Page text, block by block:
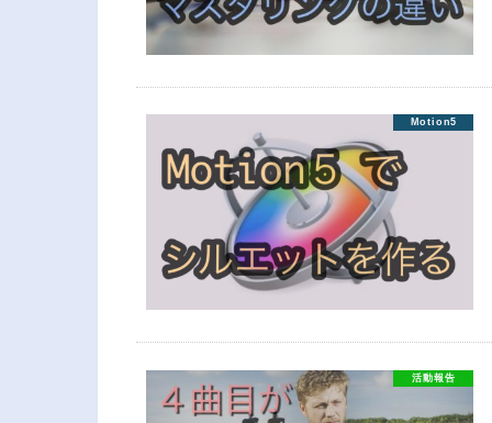
Motion5
活動報告